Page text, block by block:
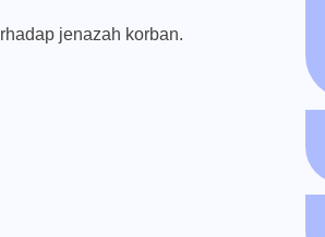
jenazah korban.